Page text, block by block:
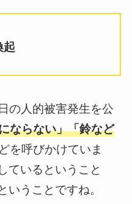
起
の人的被害発生を公
ならない」「鈴など
を呼びかけていま
ているということ
いうことですね。